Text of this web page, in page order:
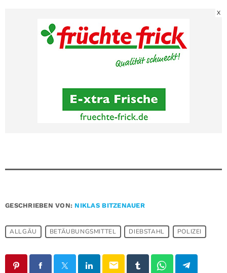
X
GESCHRIEBEN VON: NIKLAS BITZENAUER
ALLGÄU BETÄUBUNGSMITTEL DIEBSTAHL POLIZEI
email